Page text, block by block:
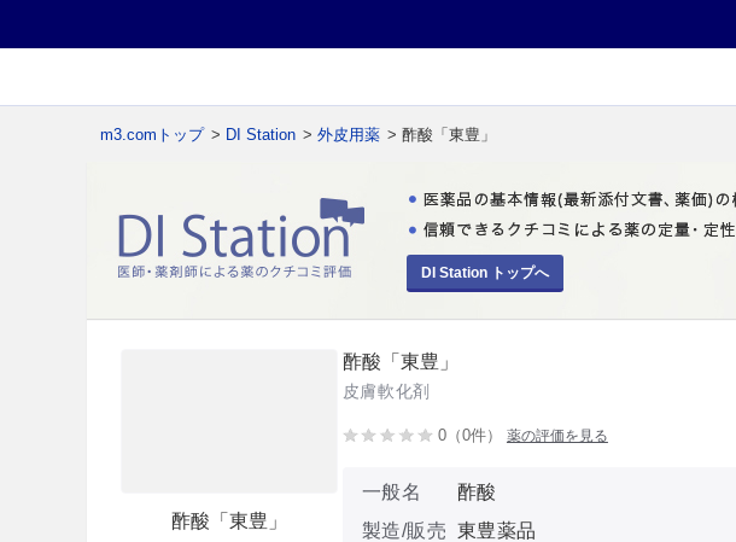
m3.comトップ > DI Station > 外皮用薬 > 酢酸「東豊」
DI Station トップへ
酢酸「東豊」
酢酸「東豊」
皮膚軟化剤
0（0件） 薬の評価を見る
一般名
酢酸
製造/販売 東豊薬品